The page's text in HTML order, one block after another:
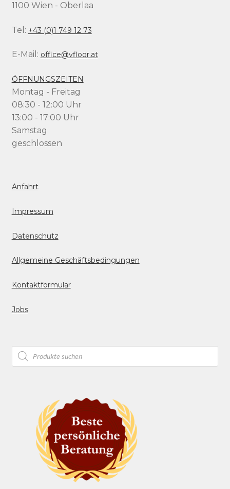
1100 Wien - Oberlaa
Tel: +43 (0)1 749 12 73
E-Mail: office@vfloor.at
ÖFFNUNGSZEITEN
Montag - Freitag
08:30 - 12:00 Uhr
13:00 - 17:00 Uhr
Samstag
geschlossen
Anfahrt
Impressum
Datenschutz
Allgemeine Geschäftsbedingungen
Kontaktformular
Jobs
Products
search